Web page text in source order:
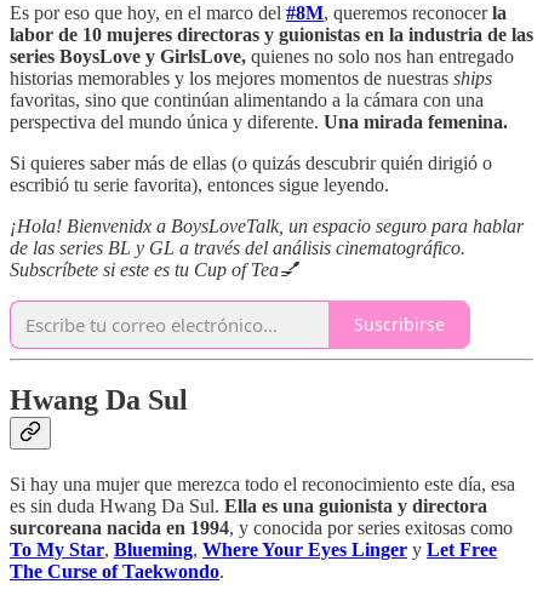
Es por eso que hoy, en el marco del #8M, queremos reconocerla
labor de 10 mujeres directoras y guionistas en la industria de las
series BoysLove y GirlsLove, quienes no solo nos han entregado
historias memorables y los mejores momentos de nuestras ships
favoritas, sino que continúan alimentando a la cámara con una
perspectiva del mundo única y diferente. Una mirada femenina.
Si quieres saber más de ellas (o quizás descubrir quién dirigió o
escribió tu serie favorita), entonces sigue leyendo.
¡Hola! Bienvenidx a BoysLoveTalk, un espacio seguro para hablar
de las series BL y GL a través del análisis cinematográfico.
Subscríbete si este es tu Cup of Tea💅
Suscribirse
Hwang Da Sul
Si hay una mujer que merezca todo el reconocimiento este día, esa
es sin duda Hwang Da Sul. Ella es una guionista y directora
surcoreana nacida en 1994, y conocida por series exitosas como
To My Star, Blueming, Where Your Eyes Linger y Let Free
The Curse of Taekwondo.